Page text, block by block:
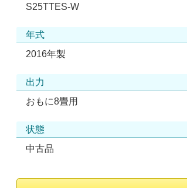
S25TTES-W
年式
2016年製
出力
おもに8畳用
状態
中古品